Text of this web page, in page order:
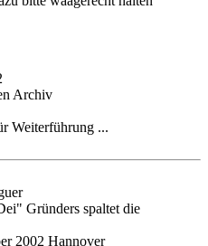
Archiv
Weiterführung ...
Gründers spaltet die
2002 Hannover